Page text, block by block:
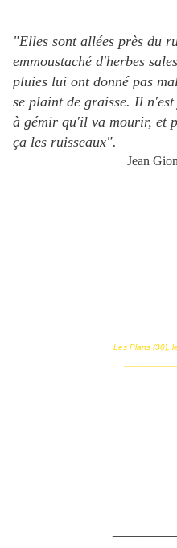
"Elles sont allées près du
emmoustaché d'herbes
pluies lui ont donné pas
se plaint de graisse. Il
à gémir qu'il va mourir, et
ça les ruisseaux".
Jean
Les Plans (30),